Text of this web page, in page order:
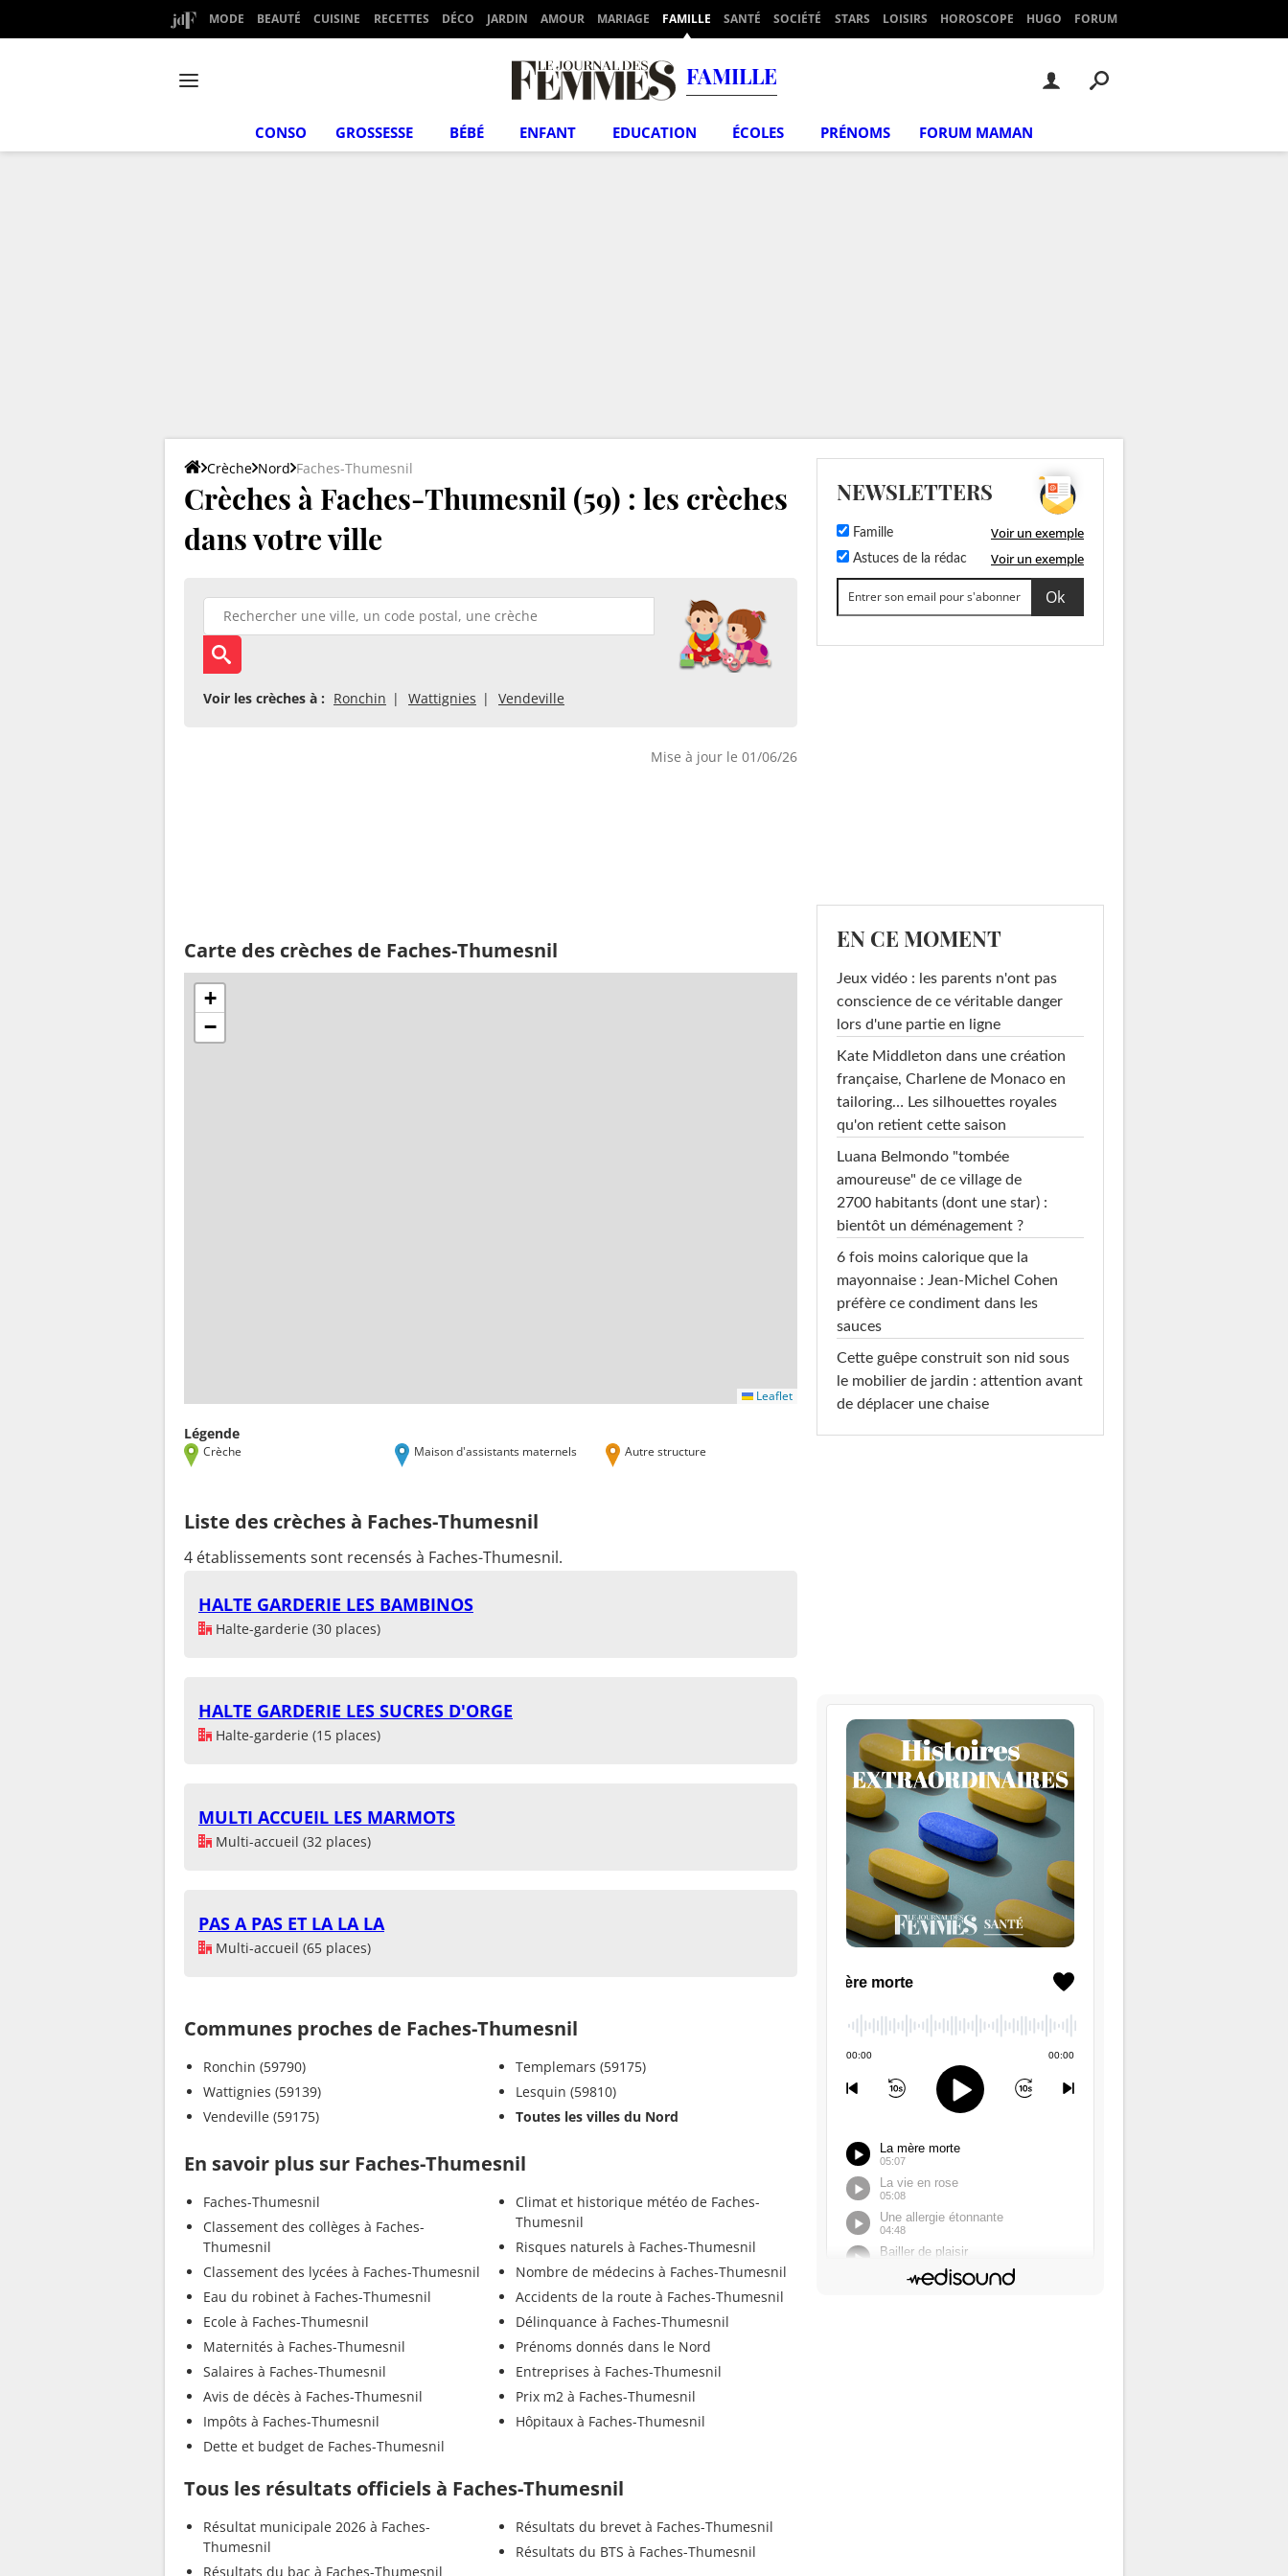
MODE BEAUTÉ CUISINE RECETTES DÉCO JARDIN AMOUR MARIAGE FAMILLE SANTÉ SOCIÉTÉ STARS LOISIRS HOROSCOPE HUGO FORUM
FAMILLE
CONSO GROSSESSE BÉBÉ ENFANT EDUCATION ÉCOLES PRÉNOMS FORUM MAMAN
Crèche Nord Faches-Thumesnil
Crèches à Faches-Thumesnil (59) : les crèches
dans votre ville
Voir les crèches à : Ronchin Wattignies Vendeville
Mise à jour le 01/06/26
Carte des crèches de Faches-Thumesnil
+
−
Leaflet
Légende
Crèche Maison d'assistants maternels Autre structure
Liste des crèches à Faches-Thumesnil
4 établissements sont recensés à Faches-Thumesnil.
HALTE GARDERIE LES BAMBINOS
Halte-garderie (30 places)
HALTE GARDERIE LES SUCRES D'ORGE
Halte-garderie (15 places)
MULTI ACCUEIL LES MARMOTS
Multi-accueil (32 places)
PAS A PAS ET LA LA LA
Multi-accueil (65 places)
Communes proches de Faches-Thumesnil
Ronchin (59790)
Wattignies (59139)
Vendeville (59175)
Templemars (59175)
Lesquin (59810)
Toutes les villes du Nord
En savoir plus sur Faches-Thumesnil
Faches-Thumesnil
Classement des collèges à Faches-
Thumesnil
Classement des lycées à Faches-Thumesnil
Eau du robinet à Faches-Thumesnil
Ecole à Faches-Thumesnil
Maternités à Faches-Thumesnil
Salaires à Faches-Thumesnil
Avis de décès à Faches-Thumesnil
Impôts à Faches-Thumesnil
Dette et budget de Faches-Thumesnil
Climat et historique météo de Faches-
Thumesnil
Risques naturels à Faches-Thumesnil
Nombre de médecins à Faches-Thumesnil
Accidents de la route à Faches-Thumesnil
Délinquance à Faches-Thumesnil
Prénoms donnés dans le Nord
Entreprises à Faches-Thumesnil
Prix m2 à Faches-Thumesnil
Hôpitaux à Faches-Thumesnil
Tous les résultats officiels à Faches-Thumesnil
Résultat municipale 2026 à Faches-
Thumesnil
Résultats du bac à Faches-Thumesnil
Résultats du brevet à Faches-Thumesnil
Résultats du BTS à Faches-Thumesnil
NEWSLETTERS
Famille Voir un exemple
Astuces de la rédac Voir un exemple
EN CE MOMENT
Jeux vidéo : les parents n'ont pas
conscience de ce véritable danger
lors d'une partie en ligne
Kate Middleton dans une création
française, Charlene de Monaco en
tailoring… Les silhouettes royales
qu'on retient cette saison
Luana Belmondo "tombée
amoureuse" de ce village de
2700 habitants (dont une star) :
bientôt un déménagement ?
6 fois moins calorique que la
mayonnaise : Jean-Michel Cohen
préfère ce condiment dans les
sauces
Cette guêpe construit son nid sous
le mobilier de jardin : attention avant
de déplacer une chaise